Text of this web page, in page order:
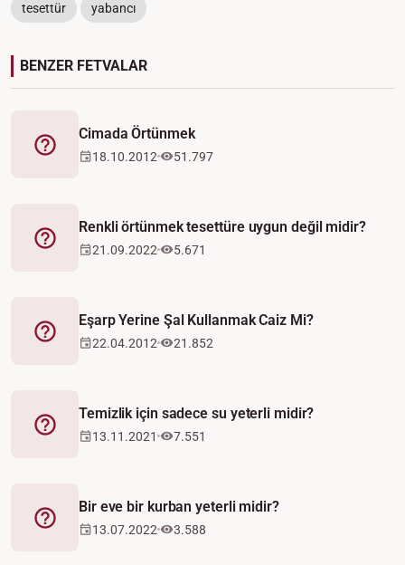
tesettür yabancı
BENZER FETVALAR
Fetva
Cimada Örtünmek
18.10.2012 51.797
Fetva
Renkli örtünmek tesettüre uygun değil midir?
21.09.2022 5.671
Fetva
Eşarp Yerine Şal Kullanmak Caiz Mi?
22.04.2012 21.852
Fetva
Temizlik için sadece su yeterli midir?
13.11.2021 7.551
Fetva
Bir eve bir kurban yeterli midir?
13.07.2022 3.588